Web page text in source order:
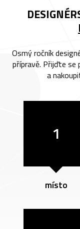
Osmý ročník
přípravě. Přijďte se
a
1
místo